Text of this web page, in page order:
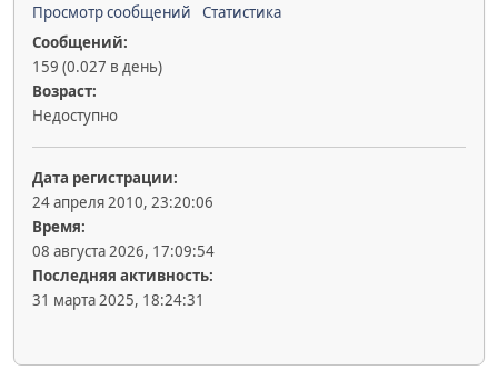
Просмотр сообщений
Статистика
Сообщений:
159 (0.027 в день)
Возраст:
Недоступно
Дата регистрации:
24 апреля 2010, 23:20:06
Время:
08 августа 2026, 17:09:54
Последняя активность:
31 марта 2025, 18:24:31